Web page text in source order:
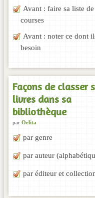
Avant : faire sa liste de
courses
Avant : noter ce dont
besoin
Façons de classer
livres dans sa
bibliothèque
par Oelita
par genre
par auteur
par éditeur et